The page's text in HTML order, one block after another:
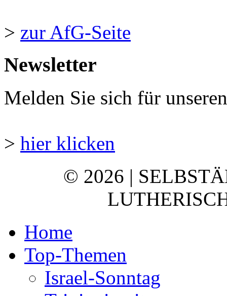
> zur AfG-Seite
Newsletter
Melden Sie sich für
> hier klicken
© 2026 |
Home
Top-Themen
Israel-Sonntag